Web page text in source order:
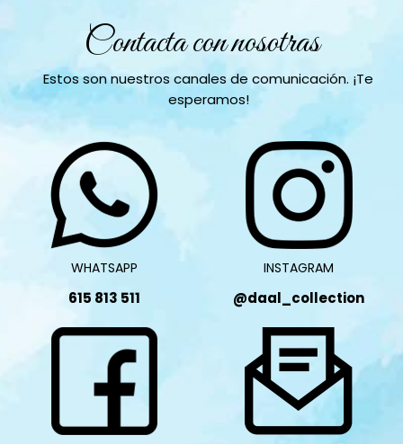
Contacta con nosotras
Estos son nuestros canales de comunicación. ¡Te
esperamos!
WHATSAPP
615 813 511
INSTAGRAM
@daal_collection